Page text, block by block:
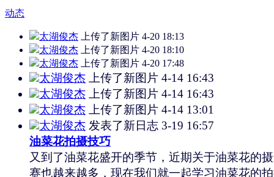
动态
太湖俊杰 上传了新图片 4-20 18:13
太湖俊杰 上传了新图片 4-20 18:10
太湖俊杰 上传了新图片 4-20 17:48
太湖俊杰 上传了新图片 4-14 16:43
太湖俊杰 上传了新图片 4-14 16:43
太湖俊杰 上传了新图片 4-14 13:01
太湖俊杰 发表了新日志 3-19 16:57
油菜花拍摄技巧
又到了油菜花盛开的季节，近期关于油菜花的
赛也越来越多，现在我们就一起学习油菜花的